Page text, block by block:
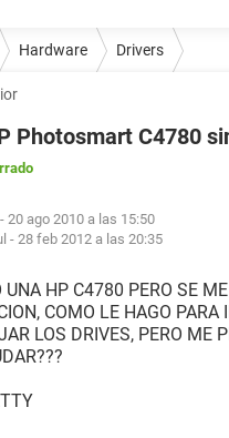
Hardware Drivers
Photosmart C4780
- 20 ago 2010 a las 15:50
- 28 feb 2012 a las 20:35
UNA HP C4780 PERO SE
COMO LE HAGO PARA
LOS DRIVES, PERO ME